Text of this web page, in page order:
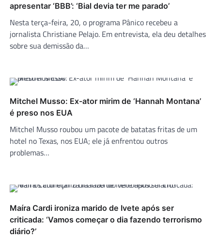
apresentar ‘BBB’: ‘Bial devia ter me parado’
Nesta terça-feira, 20, o programa Pânico recebeu a
jornalista Christiane Pelajo. Em entrevista, ela deu detalhes
sobre sua demissão da…
Mitchel Musso: Ex-ator mirim de ‘Hannah Montana’
é preso nos EUA
Mitchel Musso roubou um pacote de batatas fritas de um
hotel no Texas, nos EUA; ele já enfrentou outros
problemas…
Maíra Cardi ironiza marido de Ivete após ser
criticada: ‘Vamos começar o dia fazendo terrorismo
diário?’